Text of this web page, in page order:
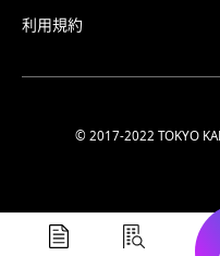
利用規約
© 2017-2022 TOKYO